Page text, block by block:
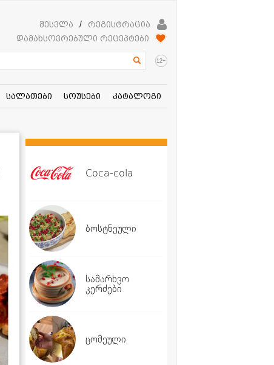
შესვლა /
რეგისტრაცია
დამახსოვრებული რეცეპტები
12+
სალათები სოუსები კატალოგი
Coca-cola
ბოსტნეული
სამარხვო
კერძები
ცომეული